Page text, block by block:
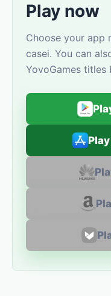
Play now
Choose your app
casei. You can
YovoGames titles